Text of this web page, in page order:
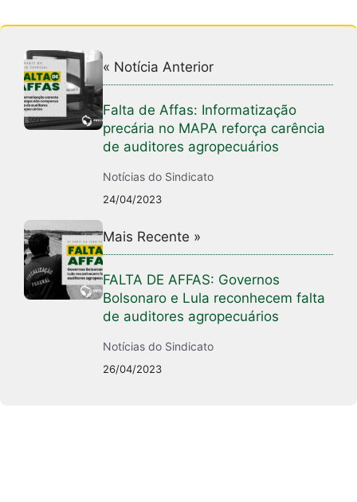
« Notícia Anterior
Falta de Affas: Informatização
precária no MAPA reforça carência
de auditores agropecuários
Notícias do Sindicato
24/04/2023
Mais Recente »
FALTA DE AFFAS: Governos
Bolsonaro e Lula reconhecem falta
de auditores agropecuários
Notícias do Sindicato
26/04/2023